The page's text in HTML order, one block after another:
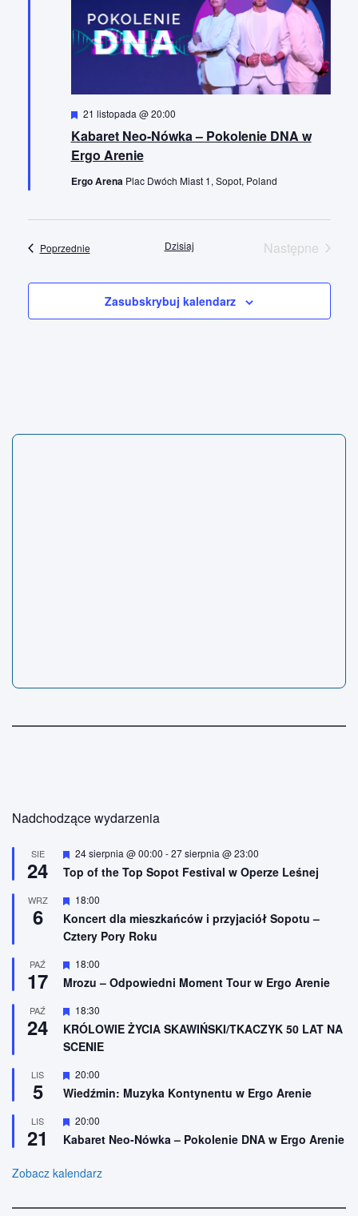
Kabaret Neo-Nówka – Pokolenie DNA w
Ergo Arenie
W
r
ó
ż
n
i
21 listopada @ 20:00
Ergo Arena Plac Dwóch Miast 1, Sopot, Poland
PoprzednieWydarzenia Dzisiaj
Następne
Zasubskrybuj kalendarz
Nadchodzące wydarzenia
SIE
24
W
r
ż
n
o
e
24 sierpnia @ 00:00 -27 sierpnia @ 23:00
Top of the Top Sopot Festival w Operze Leśnej
WRZ
6
W
r
ó
n
o
e
18:00
Koncert dla mieszkańców i przyjaciół Sopotu –
Cztery Pory Roku
PAŹ
17
W
r
ż
n
i
o
e
18:00
Mrozu – Odpowiedni Moment Tour w Ergo Arenie
PAŹ
24
W
y
r
ó
n
i
o
e
18:30
KRÓLOWIE ŻYCIA SKAWIŃSKI/TKACZYK 50 LAT NA
SCENIE
LIS
5
W
y
r
ż
n
n
20:00
Wiedźmin: Muzyka Kontynentu w Ergo Arenie
LIS
21
W
y
r
ż
o
20:00
Kabaret Neo-Nówka – Pokolenie DNA w Ergo Arenie
Zobacz kalendarz